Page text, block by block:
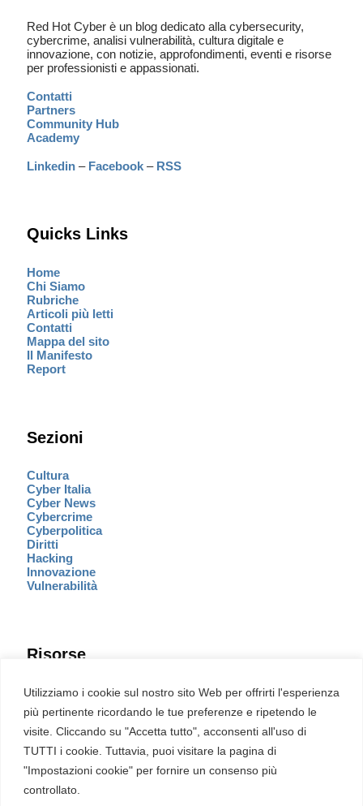
Utilizziamo i cookie sul nostro sito Web per offrirti l'esperienza
più pertinente ricordando le tue preferenze e ripetendo le
visite. Cliccando su "Accetta tutto", acconsenti all'uso di
TUTTI i cookie. Tuttavia, puoi visitare la pagina di
"Impostazioni cookie" per fornire un consenso più
controllato.
Red Hot Cyber è un blog dedicato alla cybersecurity,
cybercrime, analisi vulnerabilità, cultura digitale e
innovazione, con notizie, approfondimenti, eventi e risorse
per professionisti e appassionati.
Contatti
Partners
Community Hub
Academy
Linkedin – Facebook – RSS
Quicks Links
Home
Chi Siamo
Rubriche
Articoli più letti
Contatti
Mappa del sito
Il Manifesto
Report
Sezioni
Cultura
Cyber Italia
Cyber News
Cybercrime
Cyberpolitica
Diritti
Hacking
Innovazione
Vulnerabilità
Risorse
Eventi
Fumetto Cyber
Newsletter
Servizi
Pubblicità
English
Ultime CVE critiche